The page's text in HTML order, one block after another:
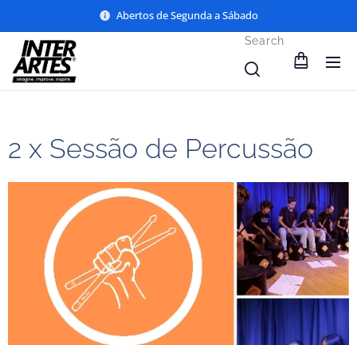
Abertos de Segunda a Sábado
Search
2 x Sessão de Percussão